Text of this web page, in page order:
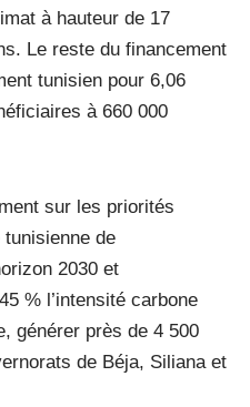
à hauteur de 17
Le reste du financement
tunisien pour 6,06
à 660 000
sur les priorités
de
2030 et
% l’intensité carbone
générer près de 4 500
de Béja, Siliana et